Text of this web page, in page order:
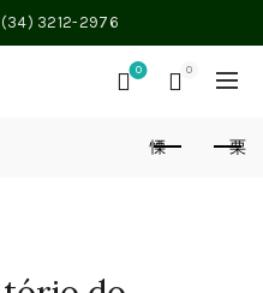
(34) 3212-2976
0 0